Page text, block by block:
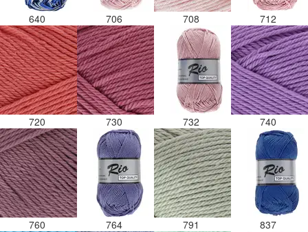
640 706 708 712
720 730 732 740
760 764 791 837